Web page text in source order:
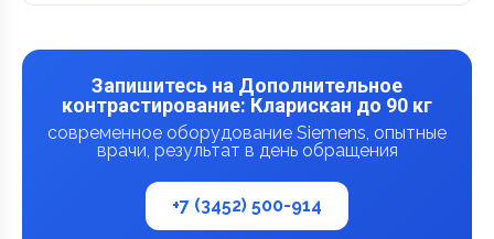
Запишитесь на Дополнительное
контрастирование: Кларискан до 90 кг
современное оборудование Siemens, опытные
врачи, результат в день обращения
+7 (3452) 500-914